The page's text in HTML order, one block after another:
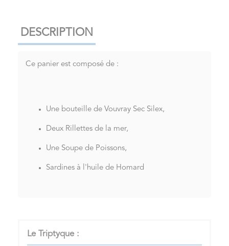
DESCRIPTION
Ce panier est composé de :
Une bouteille de Vouvray Sec Silex,
Deux Rillettes de la mer,
Une Soupe de Poissons,
Sardines à l'huile de Homard
Le Triptyque :